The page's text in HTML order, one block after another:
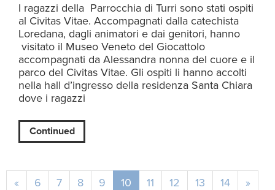
I ragazzi della Parrocchia di Turri sono stati ospiti
al Civitas Vitae. Accompagnati dalla catechista
Loredana, dagli animatori e dai genitori, hanno
visitato il Museo Veneto del Giocattolo
accompagnati da Alessandra nonna del cuore e il
parco del Civitas Vitae. Gli ospiti li hanno accolti
nella hall d’ingresso della residenza Santa Chiara
dove i ragazzi
Continued
« 6 7 8 9 10 11 12 13 14 »